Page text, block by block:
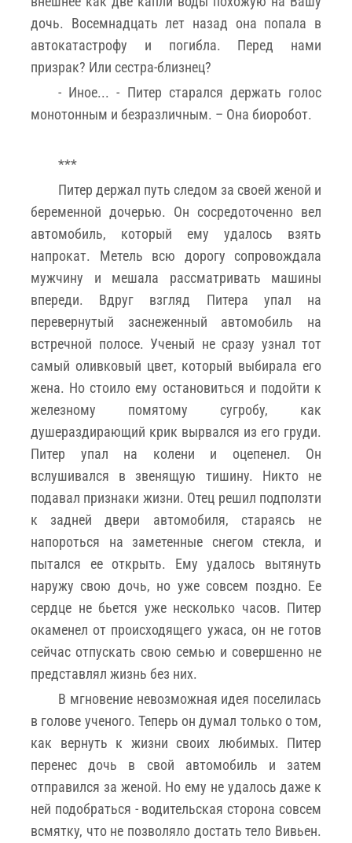
дочь. Восемнадцать лет назад она попала в
автокатастрофу и погибла. Перед нами
призрак? Или сестра-близнец?
- Иное... - Питер старался держать голос
монотонным и безразличным. – Она биоробот.
***
Питер держал путь следом за своей женой и
беременной дочерью. Он сосредоточенно вел
автомобиль, который ему удалось взять
напрокат. Метель всю дорогу сопровождала
мужчину и мешала рассматривать машины
впереди. Вдруг взгляд Питера упал на
перевернутый заснеженный автомобиль на
встречной полосе. Ученый не сразу узнал тот
самый оливковый цвет, который выбирала его
жена. Но стоило ему остановиться и подойти к
железному помятому сугробу, как
душераздирающий крик вырвался из его груди.
Питер упал на колени и оцепенел. Он
вслушивался в звенящую тишину. Никто не
подавал признаки жизни. Отец решил подползти
к задней двери автомобиля, стараясь не
напороться на заметенные снегом стекла, и
пытался ее открыть. Ему удалось вытянуть
наружу свою дочь, но уже совсем поздно. Ее
сердце не бьется уже несколько часов. Питер
окаменел от происходящего ужаса, он не готов
сейчас отпускать свою семью и совершенно не
представлял жизнь без них.
В мгновение невозможная идея поселилась
в голове ученого. Теперь он думал только о том,
как вернуть к жизни своих любимых. Питер
перенес дочь в свой автомобиль и затем
отправился за женой. Но ему не удалось даже к
ней подобраться - водительская сторона совсем
всмятку, что не позволяло достать тело Вивьен.